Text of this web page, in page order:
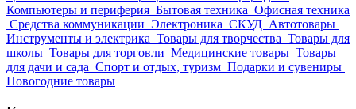
Компьютеры и периферия Бытовая техника Офисная техника
Средства коммуникации Электроника СКУД Автотовары
Инструменты и электрика Товары для творчества Товары для
школы Товары для торговли Медицинские товары Товары
для дачи и сада Спорт и отдых, туризм Подарки и сувениры
Новогодние товары